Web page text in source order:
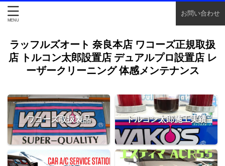
お問い合わせ
ラッフルズオート 奈良本店 ワコーズ正規取扱
店 トルコン太郎設置店 デュアルプロ設置店 レ
ーザークリーニング 体感メンテナンス
ワコーズ取扱製品 トルコン太郎施工実績